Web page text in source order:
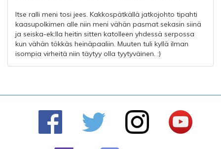
Itse ralli meni tosi jees. Kakkospätkällä jatkojohto tipahti
kaasupolkimen alle niin meni vähän pasmat sekasin siinä
ja seiska-ek:lla heitin sitten katolleen yhdessä serpossa
kun vähän tökkäs heinäpaaliin. Muuten tuli kyllä ilman
isompia virheitä niin täytyy olla tyytyväinen. :)